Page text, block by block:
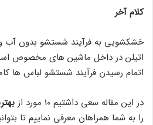
کلام آخر
خشکشویی به فرآیند شستشو بدون آب و
اتیلن در داخل ماشین های مخصوص
اتمام رسیدن فرآیند شستشو لباس ها
در این مقاله سعی داشتیم 10 مورد از
را به شما همراهان معرفی نماییم تا